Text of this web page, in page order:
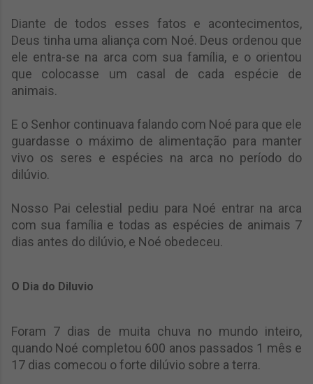
Diante de todos esses fatos e acontecimentos,
Deus tinha uma aliança com Noé. Deus ordenou que
ele entra-se na arca com sua família, e o orientou
que colocasse um casal de cada espécie de
animais.
E o Senhor continuava falando com Noé para que ele
guardasse o máximo de alimentação para manter
vivo os seres e espécies na arca no período do
dilúvio.
Nosso Pai celestial pediu para Noé entrar na arca
com sua família e todas as espécies de animais 7
dias antes do dilúvio, e Noé obedeceu.
O Dia do Diluvio
Foram 7 dias de muita chuva no mundo inteiro,
quando Noé completou 600 anos passados 1 mês e
17 dias comecou o forte dilúvio sobre a terra.